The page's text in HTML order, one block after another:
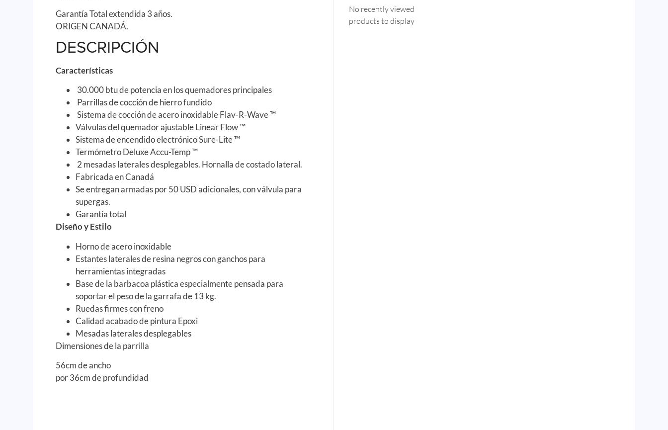
Garantía Total extendida 3 años.
ORIGEN CANADÁ.
DESCRIPCIÓN
Características
30.000 btu de potencia en los quemadoresprincipales
Parrillas de cocciónde hierro fundido
Sistema de cocciónde acero inoxidableFlav-R-Wave™
Válvulas del quemadorajustableLinearFlow™
Sistema de encendido electrónicoSure-Lite™
TermómetroDeluxeAccu-Temp™
2 mesadas laterales desplegables. Hornalla de costado lateral.
Fabricada en Canadá
Se entregan armadas por 50 USD adicionales, con válvula para
supergas.
Garantía total
Diseño y Estilo
Horno de acero inoxidable
Estantes laterales de resina negros con ganchos para
herramientas integradas
Base de la barbacoa plástica especialmente pensada para
soportar el peso de la garrafa de 13 kg.
Ruedas firmes con freno
Calidad acabado de pintura Epoxi
Mesadas laterales desplegables
Dimensiones de la parrilla
56cm de ancho
por 36cm de profundidad
No recently viewed
products to display